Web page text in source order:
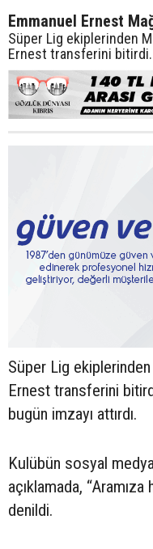
Emmanuel Ernest
Süper Lig ekiplerinden
Ernest transferini bitirdi.
Süper Lig
Ernest transferini
bugün imzayı attırdı.
Kulübün sosyal
açıklamada,
denildi.